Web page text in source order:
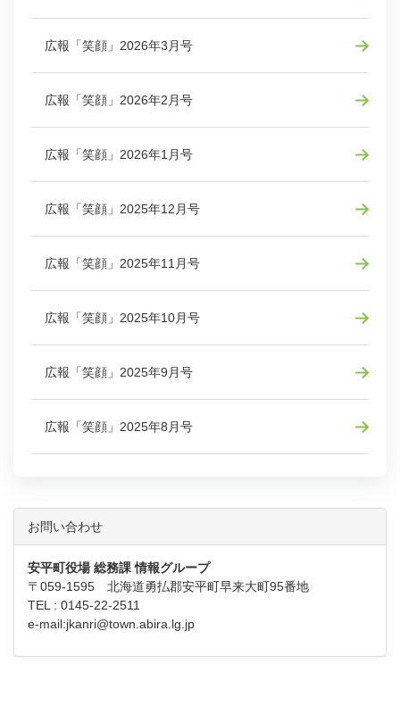
広報「笑顔」2026年3月号
広報「笑顔」2026年2月号
広報「笑顔」2026年1月号
広報「笑顔」2025年12月号
広報「笑顔」2025年11月号
広報「笑顔」2025年10月号
広報「笑顔」2025年9月号
広報「笑顔」2025年8月号
お問い合わせ
安平町役場 総務課 情報グループ
〒059-1595 北海道勇払郡安平町早来大町95番地
TEL : 0145-22-2511
e-mail:jkanri@town.abira.lg.jp